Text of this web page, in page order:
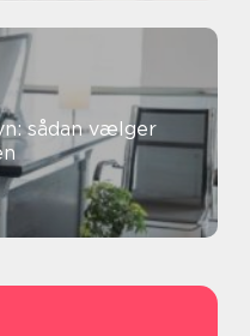
sådan vælger